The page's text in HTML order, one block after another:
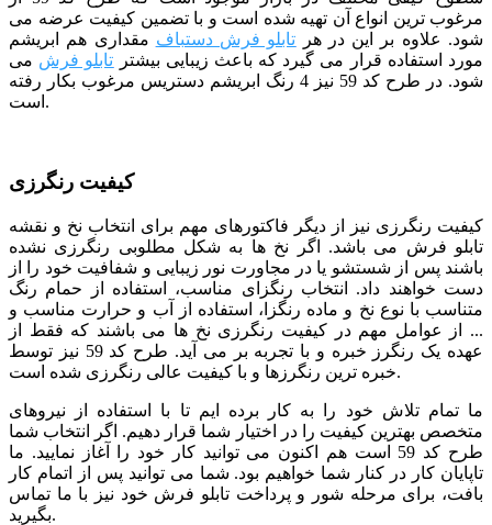
مرغوب ترین انواع آن تهیه شده است و با تضمین کیفیت عرضه می
شود. علاوه بر این در هر تابلو فرش دستباف مقداری هم ابریشم
مورد استفاده قرار می گیرد که باعث زیبایی بیشتر
تابلو فرش می
شود. در طرح کد 59 نیز 4 رنگ ابریشم دستریس مرغوب بکار رفته
است.
کیفیت رنگرزی
کیفیت رنگرزی نیز از دیگر فاکتورهای مهم برای انتخاب نخ و نقشه
تابلو فرش می باشد. اگر نخ ها به شکل مطلوبی رنگرزی نشده
باشند پس از شستشو یا در مجاورت نور زیبایی و شفافیت خود را از
دست خواهند داد. انتخاب رنگزای مناسب، استفاده از حمام رنگ
متناسب با نوع نخ و ماده رنگزا، استفاده از آب و حرارت مناسب و
... از عوامل مهم در کیفیت رنگرزی نخ ها می باشند که فقط از
عهده یک رنگرز خبره و با تجربه بر می آید. طرح کد 59 نیز توسط
خبره ترین رنگرزها و با کیفیت عالی رنگرزی شده است.
ما تمام تلاش خود را به کار برده ایم تا با استفاده از نیروهای
متخصص بهترین کیفیت را در اختیار شما قرار دهیم. اگر انتخاب شما
طرح کد 59 است هم اکنون می توانید کار خود را آغاز نمایید. ما
تاپایان کار در کنار شما خواهیم بود. شما می توانید پس از اتمام کار
بافت، برای مرحله شور و پرداخت تابلو فرش خود نیز با ما تماس
بگیرید.